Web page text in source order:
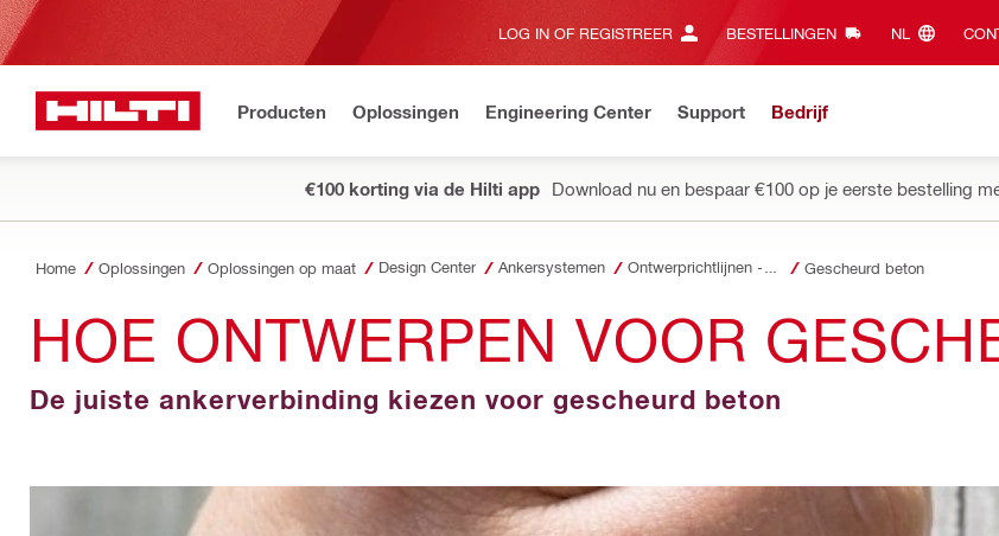
LOG IN OF REGISTREER BESTELLINGEN NL‎
Producten Oplossingen Engineering Center Support Bedrijf
€100 korting via de Hilti app Download nu en bespaar €100 op je eerste bestelling
Home Oplossingen Oplossingen op maat Design Center Ankersystemen Gescheurd beton
HOE ONTWERPEN VOOR
De juiste ankerverbinding kiezen voor gescheurd beton